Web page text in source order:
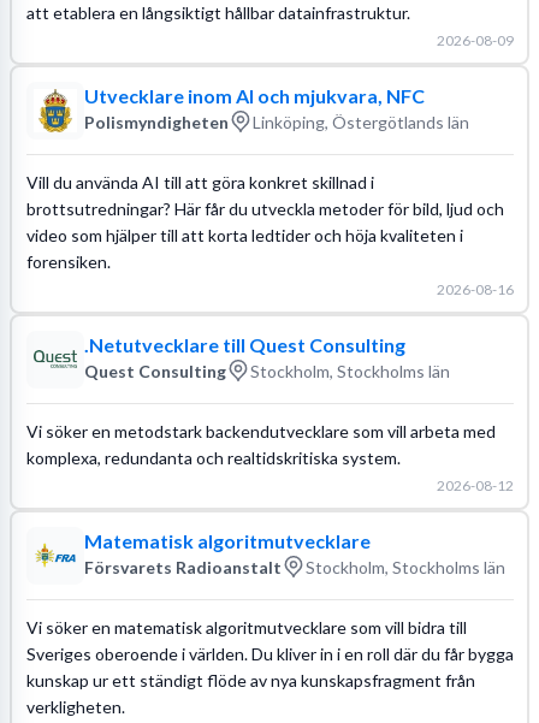
att etablera en långsiktigt hållbar datainfrastruktur.
2026-08-09
Utvecklare inom AI och mjukvara, NFC
Polismyndigheten Linköping, Östergötlands län
Vill du använda AI till att göra konkret skillnad i
brottsutredningar? Här får du utveckla metoder för bild, ljud och
video som hjälper till att korta ledtider och höja kvaliteten i
forensiken.
2026-08-16
.Netutvecklare till Quest Consulting
Quest Consulting Stockholm, Stockholms län
Vi söker en metodstark backendutvecklare som vill arbeta med
komplexa, redundanta och realtidskritiska system.
2026-08-12
Matematisk algoritmutvecklare
Försvarets Radioanstalt Stockholm, Stockholms län
Vi söker en matematisk algoritmutvecklare som vill bidra till
Sveriges oberoende i världen. Du kliver in i en roll där du får bygga
kunskap ur ett ständigt flöde av nya kunskapsfragment från
verkligheten.